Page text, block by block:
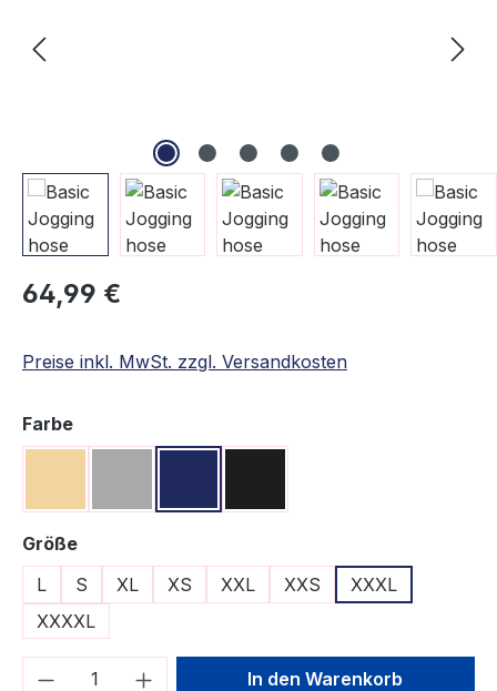
Regulärer Preis:
64,99 €
Preise inkl. MwSt. zzgl. Versandkosten
Farbeauswählen
Größeauswählen
L
S XL XS XXL XXS
XXXL
XXXXL
Produkt Anzahl: Gib denIn den Warenkorb